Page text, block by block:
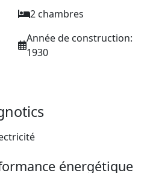
2 chambres
Année de construction:
1930
énergétique